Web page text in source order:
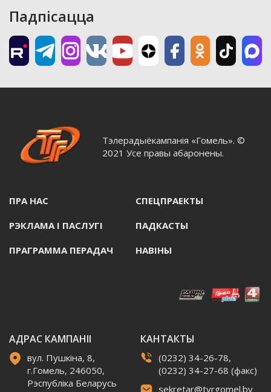
Падпісацца
Тэлерадыёкампанія «Гомель». ©
2021 Усе правы абаронены.
ПРА НАС СПЕЦПРАЕКТЫ
РЭКЛАМА I ПАСЛУГI ПАДКАСТЫ
ПРАГРАММА ПЕРАДАЧ НАВIНЫ
АДРАС КАМПАНІІ
вул. Пушкіна, 8,
г.Гомель, 246050,
Рэспубліка Беларусь
КАНТАКТЫ
(0232) 34-26-78,
(0232) 34-27-68 (факс)
sekretar@tvrgomel.by